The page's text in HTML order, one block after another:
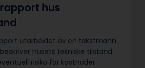
hus
utarbeidet av en takstmann
husets tekniske tilstand
risiko for kostnader